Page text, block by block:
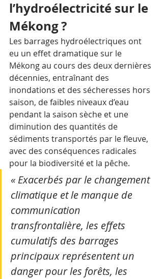
l’hydroélectricité sur le
Mékong ?
Les barrages hydroélectriques ont
eu un effet dramatique sur le
Mékong au cours des deux dernières
décennies, entraînant des
inondations et des sécheresses hors
saison, de faibles niveaux d’eau
pendant la saison sèche et une
diminution des quantités de
sédiments transportés par le fleuve,
avec des conséquences radicales
pour la biodiversité et la pêche.
« Exacerbés par le changement
climatique et le manque de
communication
transfrontalière, les effets
cumulatifs des barrages
principaux représentent un
danger pour les forêts, les